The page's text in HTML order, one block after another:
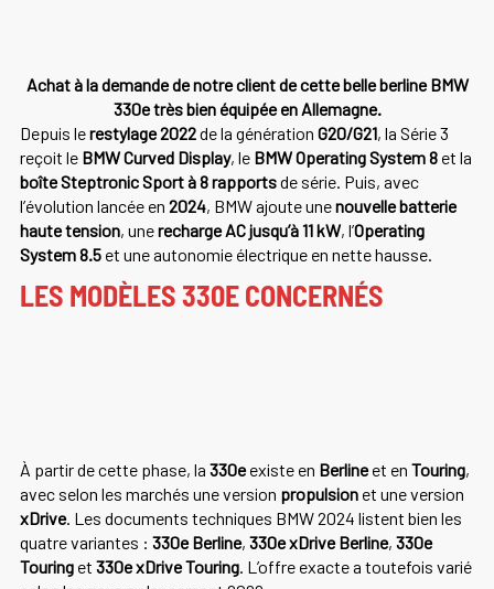
Achat à la demande de notre client de cette belle berline BMW
330e très bien équipée en Allemagne.
Depuis lerestylage 2022de la génération G20/G21, la Série 3
reçoit le BMW Curved Display, le BMW Operating System 8et la
boîte Steptronic Sport à 8 rapportsde série. Puis, avec
l’évolution lancée en 2024, BMW ajoute unenouvelle batterie
haute tension, unerecharge AC jusqu’à 11 kW, l’Operating
System 8.5et une autonomie électrique en nette hausse.
LES MODÈLES 330E CONCERNÉS
À partir de cette phase, la 330eexiste en Berlineet en Touring,
avec selon les marchés une version propulsionet une version
xDrive. Les documents techniques BMW 2024 listent bien les
quatre variantes : 330e Berline, 330e xDrive Berline, 330e
Touringet 330e xDrive Touring. L’offre exacte a toutefois varié